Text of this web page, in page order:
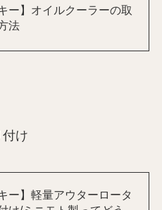
ー】オイルクーラーの取
法
付け
ー】軽量アウターロータ